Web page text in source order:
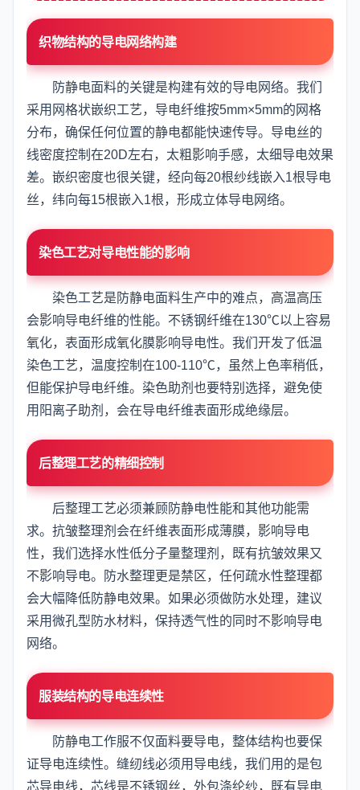
织物结构的导电网络构建
防静电面料的关键是构建有效的导电网络。我们
采用网格状嵌织工艺，导电纤维按5mm×5mm的网格
分布，确保任何位置的静电都能快速传导。导电丝的
线密度控制在20D左右，太粗影响手感，太细导电效果
差。嵌织密度也很关键，经向每20根纱线嵌入1根导电
丝，纬向每15根嵌入1根，形成立体导电网络。
染色工艺对导电性能的影响
染色工艺是防静电面料生产中的难点，高温高压
会影响导电纤维的性能。不锈钢纤维在130℃以上容易
氧化，表面形成氧化膜影响导电性。我们开发了低温
染色工艺，温度控制在100-110℃，虽然上色率稍低，
但能保护导电纤维。染色助剂也要特别选择，避免使
用阳离子助剂，会在导电纤维表面形成绝缘层。
后整理工艺的精细控制
后整理工艺必须兼顾防静电性能和其他功能需
求。抗皱整理剂会在纤维表面形成薄膜，影响导电
性，我们选择水性低分子量整理剂，既有抗皱效果又
不影响导电。防水整理更是禁区，任何疏水性整理都
会大幅降低防静电效果。如果必须做防水处理，建议
采用微孔型防水材料，保持透气性的同时不影响导电
网络。
服装结构的导电连续性
防静电工作服不仅面料要导电，整体结构也要保
证导电连续性。缝纫线必须用导电线，我们用的是包
芯导电线，芯线是不锈钢丝，外包涤纶纱，既有导电